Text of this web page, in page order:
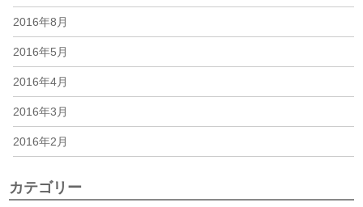
2016年8月
2016年5月
2016年4月
2016年3月
2016年2月
カテゴリー